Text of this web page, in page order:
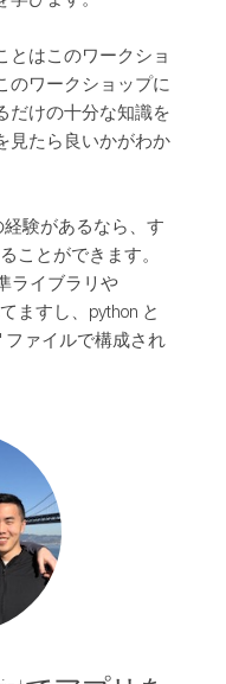
とはこのワークショ
のワークショップに
だけの十分な知識を
見たら良いかがわか
経験があるなら、す
ことができます。
ライブラリや
ますし、python と
ファイルで構成され